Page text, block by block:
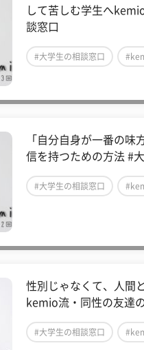
して苦しむ学生へ
談窓口
#大学生の相談窓口
「自分自身が一番の味
信を持つための方法 #
#大学生の相談窓口
性別じゃなくて、人間
kemio流・同性の友達
#大学生の相談窓口